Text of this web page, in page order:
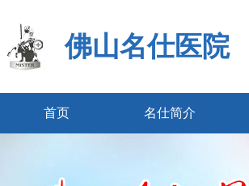
佛山名仕医院
首页 名仕简介